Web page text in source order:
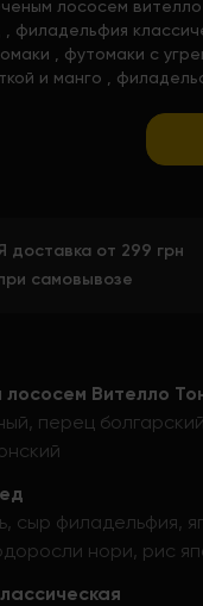
лососем
филадельфия
футомаки с
и манго ,
доставка от 299 грн
самовывозе
Вителло
перец
сыр филадельфия,
нори, рис